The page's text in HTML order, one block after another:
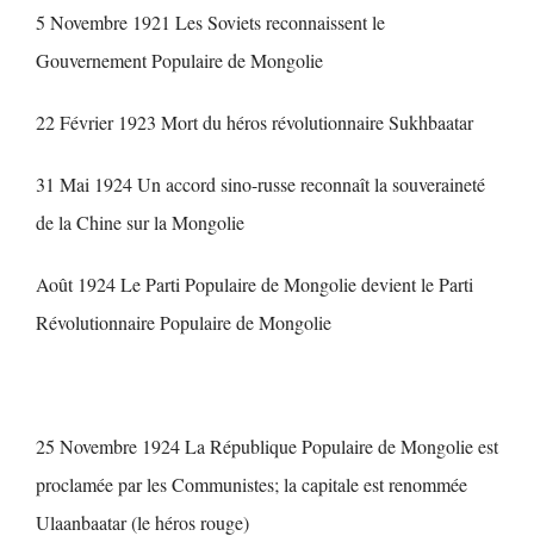
5 Novembre 1921 Les Soviets reconnaissent le
Gouvernement Populaire de Mongolie
22 Février 1923 Mort du héros révolutionnaire Sukhbaatar
31 Mai 1924 Un accord sino-russe reconnaît la souveraineté
de la Chine sur la Mongolie
Août 1924 Le Parti Populaire de Mongolie devient le Parti
Révolutionnaire Populaire de Mongolie
25 Novembre 1924 La République Populaire de Mongolie est
proclamée par les Communistes; la capitale est renommée
Ulaanbaatar (le héros rouge)